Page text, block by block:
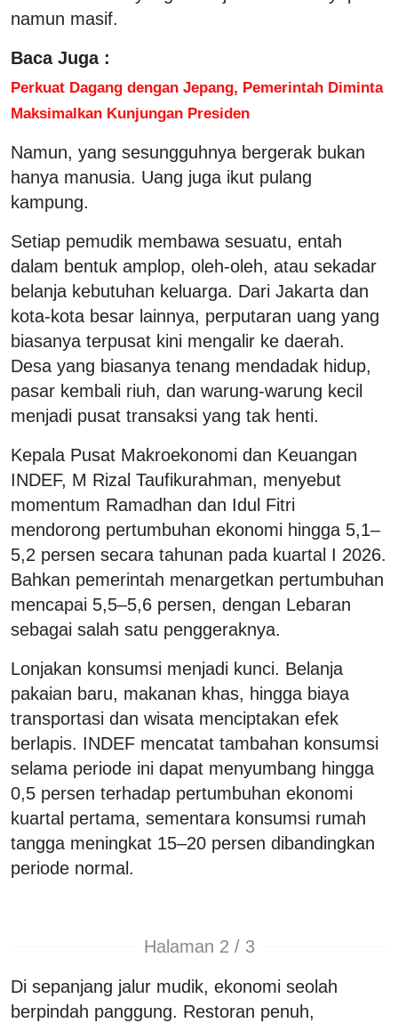
namun masif.
Baca Juga :
Perkuat Dagang dengan Jepang, Pemerintah Diminta
Maksimalkan Kunjungan Presiden
Namun, yang sesungguhnya bergerak bukan
hanya manusia. Uang juga ikut pulang
kampung.
Setiap pemudik membawa sesuatu, entah
dalam bentuk amplop, oleh-oleh, atau sekadar
belanja kebutuhan keluarga. Dari Jakarta dan
kota-kota besar lainnya, perputaran uang yang
biasanya terpusat kini mengalir ke daerah.
Desa yang biasanya tenang mendadak hidup,
pasar kembali riuh, dan warung-warung kecil
menjadi pusat transaksi yang tak henti.
Kepala Pusat Makroekonomi dan Keuangan
INDEF, M Rizal Taufikurahman, menyebut
momentum Ramadhan dan Idul Fitri
mendorong pertumbuhan ekonomi hingga 5,1–
5,2 persen secara tahunan pada kuartal I 2026.
Bahkan pemerintah menargetkan pertumbuhan
mencapai 5,5–5,6 persen, dengan Lebaran
sebagai salah satu penggeraknya.
Lonjakan konsumsi menjadi kunci. Belanja
pakaian baru, makanan khas, hingga biaya
transportasi dan wisata menciptakan efek
berlapis. INDEF mencatat tambahan konsumsi
selama periode ini dapat menyumbang hingga
0,5 persen terhadap pertumbuhan ekonomi
kuartal pertama, sementara konsumsi rumah
tangga meningkat 15–20 persen dibandingkan
periode normal.
Halaman 2 / 3
Di sepanjang jalur mudik, ekonomi seolah
berpindah panggung. Restoran penuh,